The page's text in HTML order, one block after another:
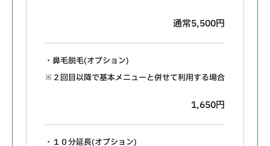
通常5,500円
・鼻毛脱毛(オプション)
※２回目以降で基本メニューと併せて利用する場合
1,650円
・１０分延長(オプション)